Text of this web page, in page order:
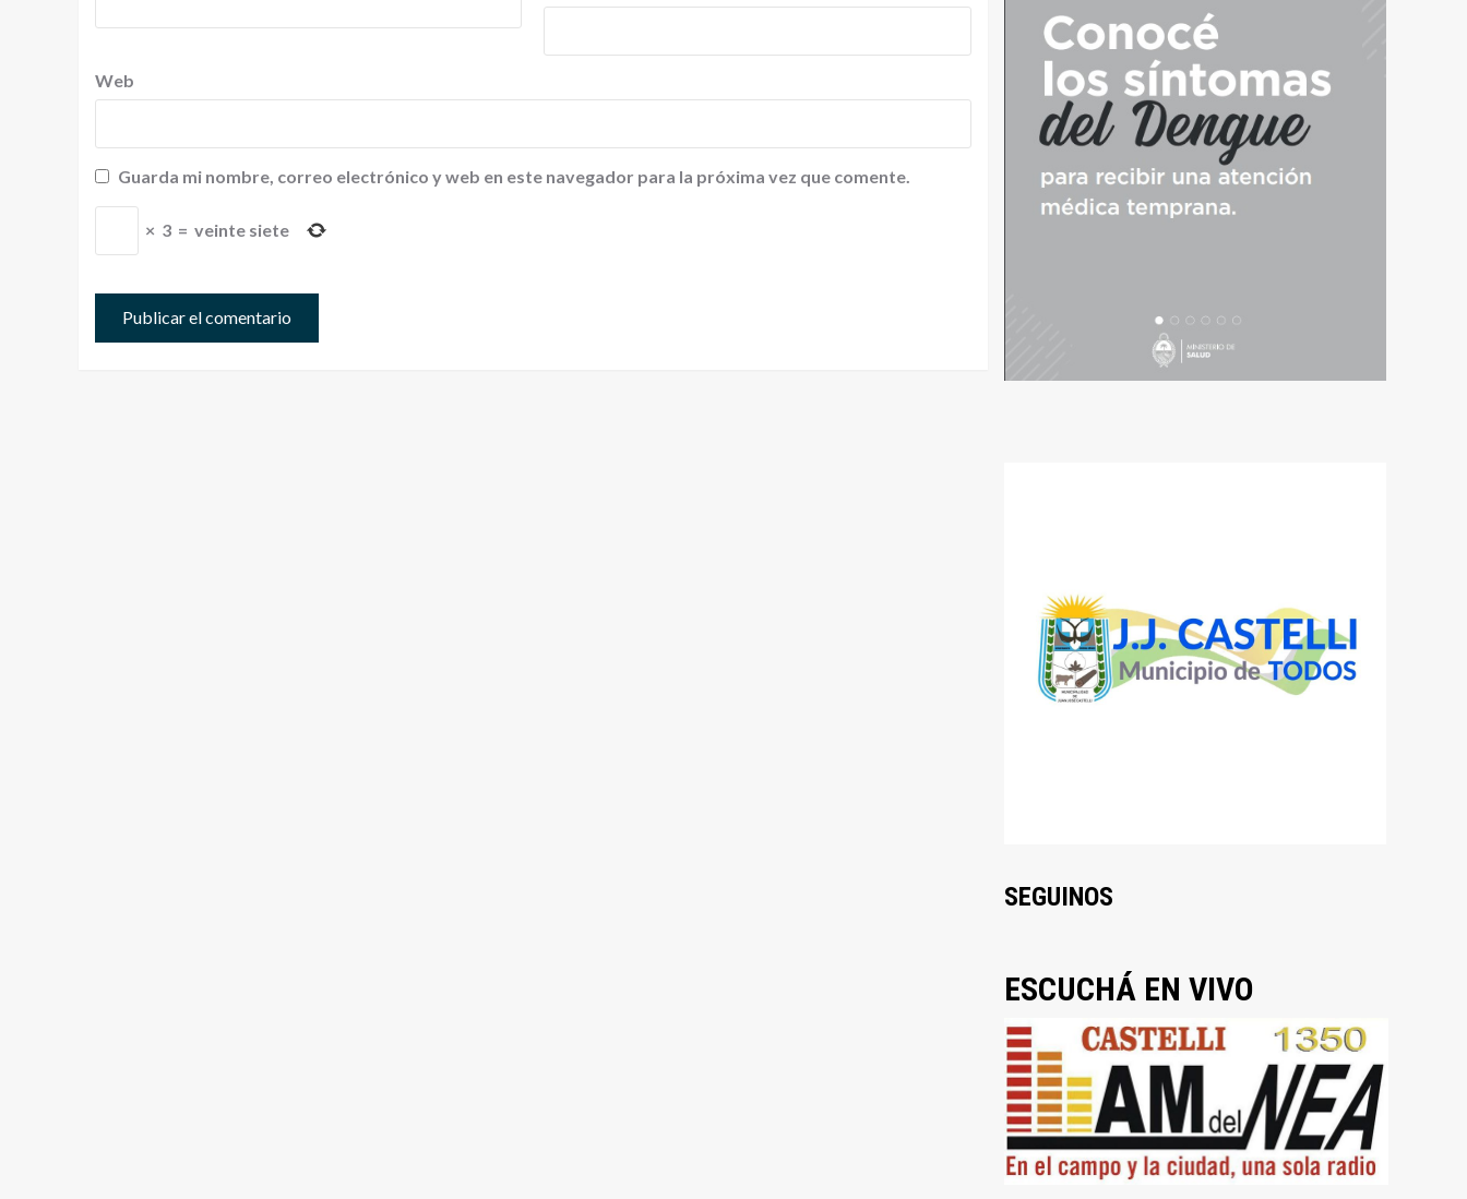
Web
Guarda mi nombre, correo electrónico y web en este navegador para la próxima vez que comente.
× 3 = veinte siete
SEGUINOS
ESCUCHÁ EN VIVO